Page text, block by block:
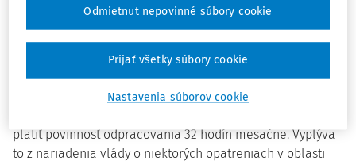
zákaz fajčenia. Pripravoval ich dlhodobo, dohodla sa na
nich už aj koaličná rada.
S postupným uvoľňovaním protiepidemiologických
opatrení sa má vrátiť do normálu aj postup pri priznávaní
a poskytovaní štátnych sociálnych dávok. Napríklad v
platiť povinnosť odpracovania 32 hodín mesačne. Vyplýva
to z nariadenia vlády o niektorých opatreniach v oblasti
Nastavenia súborov cookie
Odmietnut nepovinné súbory cookie
Prijať všetky súbory cookie